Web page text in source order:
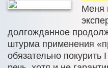
Меня
долгожданное
штурма применения
обязательно